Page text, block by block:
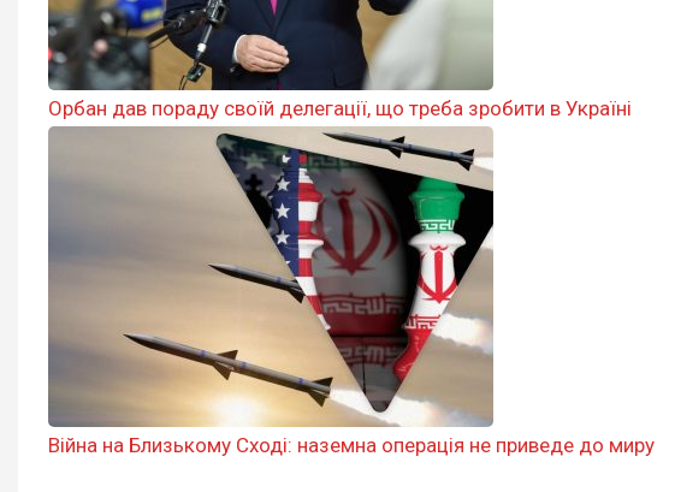
Орбан дав пораду своїй делегації, що треба зробити в Україні
Війна на Близькому Сході: наземна операція не приведе до миру